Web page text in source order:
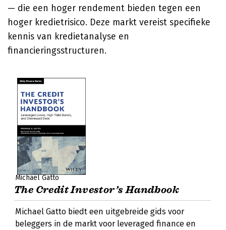
— die een hoger rendement bieden tegen een
hoger kredietrisico. Deze markt vereist specifieke
kennis van kredietanalyse en
financieringsstructuren.
Michael Gatto
The Credit Investor’s Handbook
Michael Gatto biedt een uitgebreide gids voor
beleggers in de markt voor leveraged finance en